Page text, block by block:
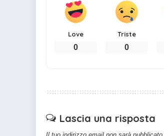
Love
0
Triste
0
Lascia una risposta